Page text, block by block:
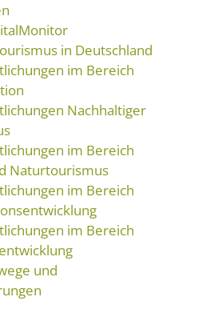
in Deutschland
im Bereich
Nachhaltiger
im Bereich
Naturtourismus
im Bereich
im Bereich
und